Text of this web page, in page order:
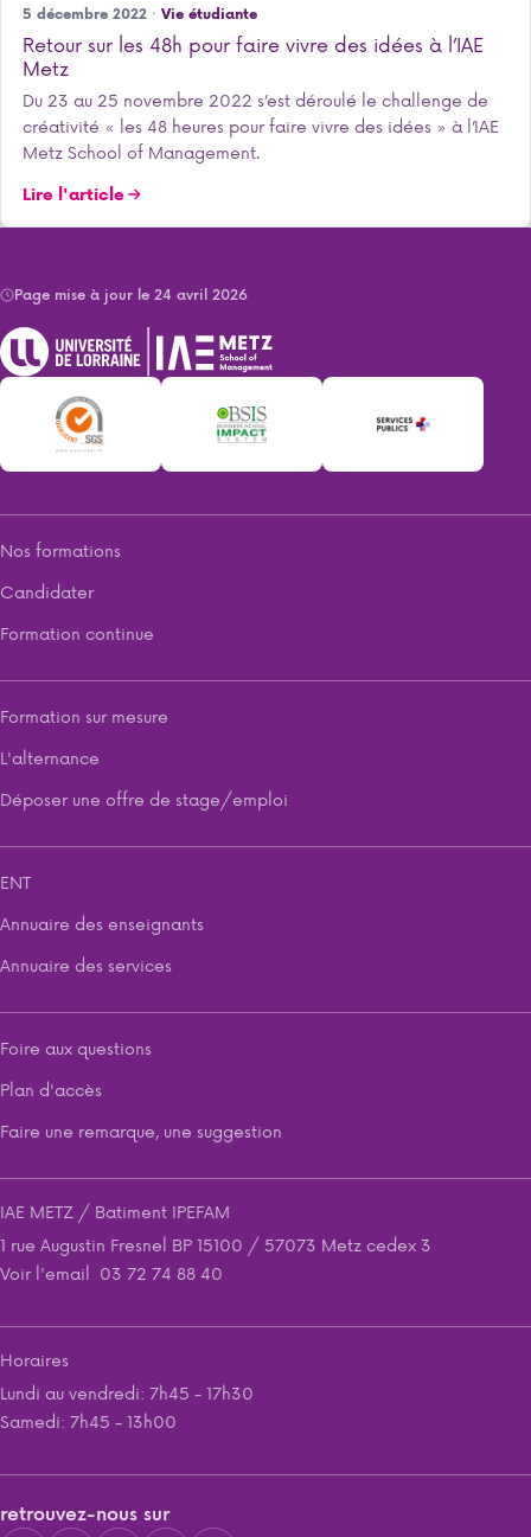
5 décembre 2022 · Vie étudiante
Retour sur les 48h pour faire vivre des idées à l’IAE
Metz
Du 23 au 25 novembre 2022 s’est déroulé le challenge de
créativité « les 48 heures pour faire vivre des idées » à l’IAE
Metz School of Management.
Lire l'article
Page mise à jour le 24 avril 2026
Nos formations
Candidater
Formation continue
Formation sur mesure
L'alternance
Déposer une offre de stage/emploi
ENT
Annuaire des enseignants
Annuaire des services
Foire aux questions
Plan d'accès
Faire une remarque, une suggestion
IAE METZ / Batiment IPEFAM
1 rue Augustin Fresnel BP 15100 / 57073 Metz cedex 3
Voir l'email 03 72 74 88 40
Horaires
Lundi au vendredi: 7h45 - 17h30
Samedi: 7h45 - 13h00
retrouvez-nous sur